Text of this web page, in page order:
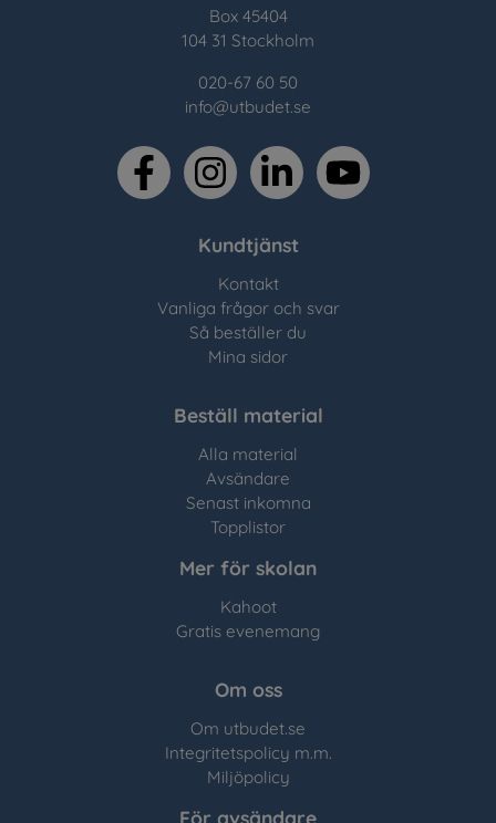
Box 45404
104 31 Stockholm
020-67 60 50
info@utbudet.se
facebookinstagramlinkedin youtube
Kundtjänst
Kontakt
Vanliga frågor och svar
Så beställer du
Mina sidor
Beställ material
Alla material
Avsändare
Senast inkomna
Topplistor
Mer för skolan
Kahoot
Gratis evenemang
Om oss
Om utbudet.se
Integritetspolicy m.m.
Miljöpolicy
För avsändare